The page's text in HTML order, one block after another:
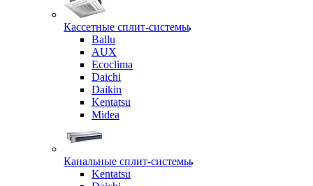
Кассетные сплит-системы
Ballu
AUX
Ecoclima
Daichi
Daikin
Kentatsu
Midea
Канальные сплит-системы
Kentatsu